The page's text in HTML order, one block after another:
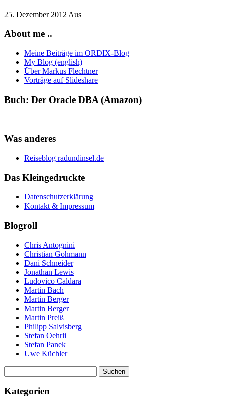
25. Dezember 2012 Aus
About me ..
Meine Beiträge im ORDIX-Blog
My Blog (english)
Über Markus Flechtner
Vorträge auf Slideshare
Buch: Der Oracle DBA (Amazon)
Was anderes
Reiseblog radundinsel.de
Das Kleingedruckte
Datenschutzerklärung
Kontakt & Impressum
Blogroll
Chris Antognini
Christian Gohmann
Dani Schneider
Jonathan Lewis
Ludovico Caldara
Martin Bach
Martin Berger
Martin Berger
Martin Preiß
Philipp Salvisberg
Stefan Oehrli
Stefan Panek
Uwe Küchler
nach:
Kategorien